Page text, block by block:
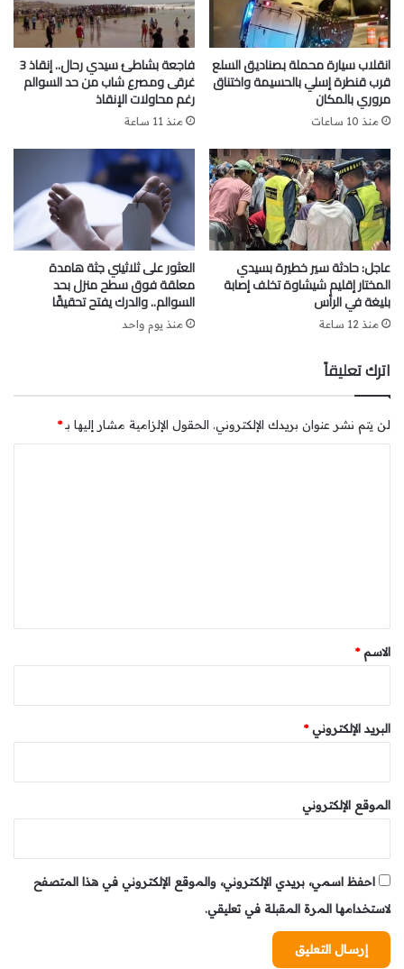
انقلاب سيارة محملة بصناديق السلع
قرب قنطرة إسلي بالحسيمة واختناق
مروري بالمكان
منذ 10 ساعات
فاجعة بشاطئ سيدي رحال.. إنقاذ 3
غرقى ومصرع شاب من حد السوالم
رغم محاولات الإنقاذ
منذ 11 ساعة
عاجل: حادثة سير خطيرة بسيدي
المختار إقليم شيشاوة تخلف إصابة
بليغة في الرأس
منذ 12 ساعة
العثور على ثلاثيني جثة هامدة
معلقة فوق سطح منزل بحد
السوالم.. والدرك يفتح تحقيقًا
منذ يوم واحد
اترك تعليقاً
لن يتم نشر عنوان بريدك الإلكتروني. الحقول الإلزامية مشار إليها بـ*
*
الاسم*
البريد الإلكتروني*
الموقع الإلكتروني
احفظ اسمي، بريدي الإلكتروني، والموقع الإلكتروني في هذا المتصفح
لاستخدامها المرة المقبلة في تعليقي.